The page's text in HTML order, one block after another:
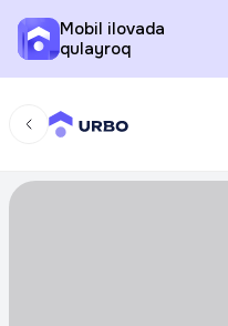
Mobil ilovada
qulayroq